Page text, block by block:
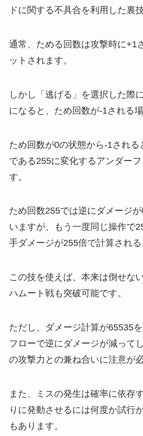
ドに関する不具合を利用した裏
通常、ためる回数は攻撃時に+1
ットされます。
しかし「逃げる」を選択した際
になると、ため回数が-1される
ため回数が0の状態から-1される
である255に変化するアンダー
す。
ため回数255では逆にダメージ
いますが、もう一度同じ操作で
手ダメージが255倍で計算される
この技を使えば、本来は倒せな
ハムート戦も突破可能です。
ただし、ダメージ計算が65535
フローで逆にダメージが減って
の攻撃力との兼ね合いに注意が必
また、ミスの発生は確率に依存
りに発動させるには何度か試行
もあります。